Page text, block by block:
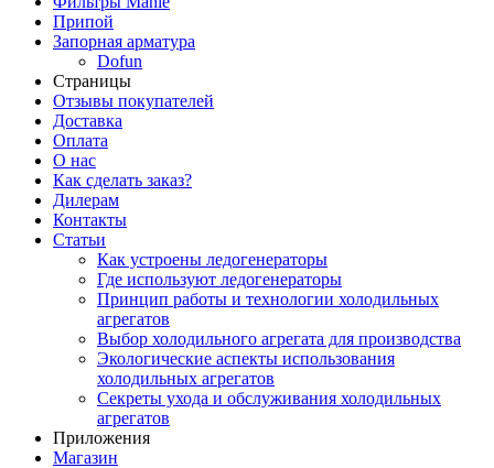
Припой
Запорная арматура
Dofun
Страницы
Отзывы покупателей
Доставка
Оплата
О нас
Как сделать заказ?
Дилерам
Контакты
Статьи
Как устроены ледогенераторы
Где используют ледогенераторы
Принцип работы и технологии холодильных
агрегатов
Выбор холодильного агрегата для производства
Экологические аспекты использования
холодильных агрегатов
Секреты ухода и обслуживания холодильных
агрегатов
Приложения
Магазин